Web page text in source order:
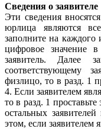
Сведения о заявителе
Эти сведения
юрлица являются
заполните на
цифровое значение
заявитель. Далее
соответствующему
физлицо, то в разд. 1
4. Если заявителем
то в разд. 1
остальных
этом, если заявителем